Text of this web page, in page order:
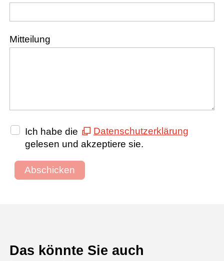
Mitteilung
Ich habe die
Datenschutzerklärung
gelesen und akzeptiere sie.
Abschicken
Das könnte Sie auch